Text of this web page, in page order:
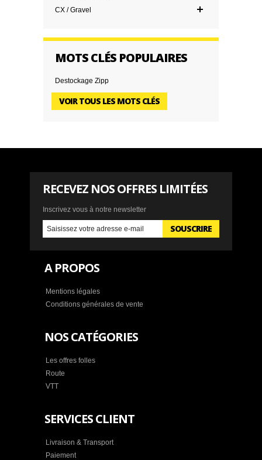
CX / Gravel
MOTS CLÉS POPULAIRES
Destockage Zipp
VOIR TOUS LES MOTS CLÉS
RECEVEZ NOS OFFRES LIMITÉES
Inscrivez vous à notre newsletter
SOUSCRIRE
A PROPOS
Mentions légales
Conditions générales de vente
NOS CATÉGORIES
Les offres folles
Route
VTT
SERVICES CLIENT
Livraison & Transport
Paiement